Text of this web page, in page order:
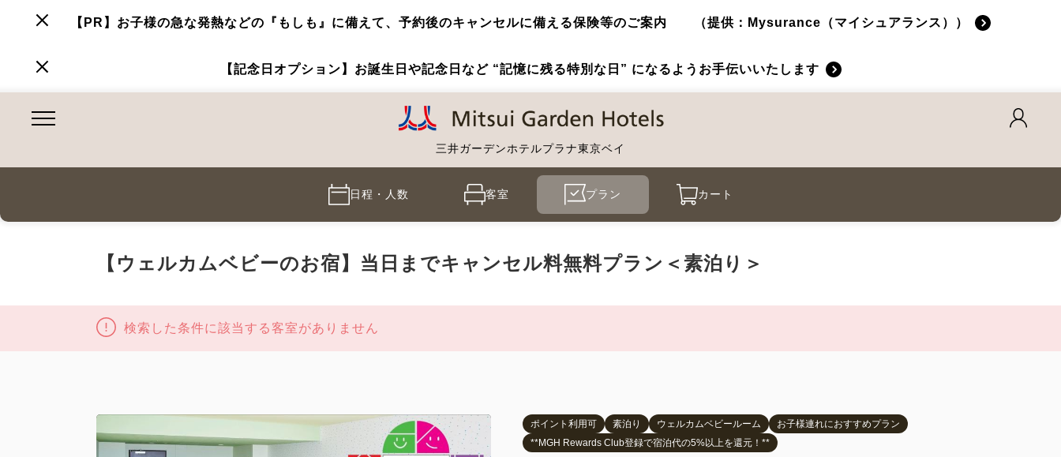
【PR】お子様の急な発熱などの『もしも』に備えて、予約後のキャンセルに備える保険等のご案内 （提供：Mysurance（マイシュアランス））
【記念日オプション】お誕生日や記念日など “記憶に残る特別な日” になるようお手伝いいたします
三井ガーデンホテルプラナ東京ベイ
日程・人数 客室 プラン カート
【ウェルカムベビーのお宿】当日までキャンセル料無料プラン＜素泊り＞
検索した条件に該当する客室がありません
ポイント利用可 素泊り ウェルカムベビールーム
お子様連れにおすすめプラン
**MGH Rewards Club登録で宿泊代の5%以上を還元！**